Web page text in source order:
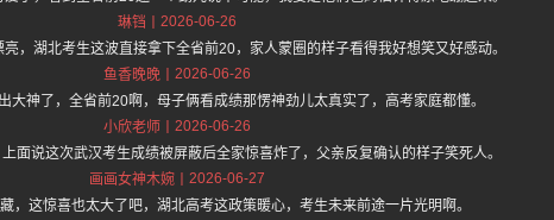
琳铛
2026-06-26
，湖北考生这波直接拿下全省前20，家人蒙圈的样子看得我好想笑又好感动。
鱼香晚晚
2026-06-26
大神了，全省前20啊，母子俩看成绩那愣神劲儿太真实了，高考家庭都懂。
小欣老师
2026-06-26
面说这次武汉考生成绩被屏蔽后全家惊喜炸了，父亲反复确认的样子笑死人。
画画女神木婉
2026-06-27
，这惊喜也太大了吧，湖北高考这政策暖心，考生未来前途一片光明啊。